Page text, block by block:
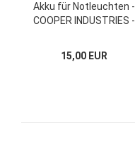
Akku für Notleuchten -
COOPER INDUSTRIES -
15,00 EUR